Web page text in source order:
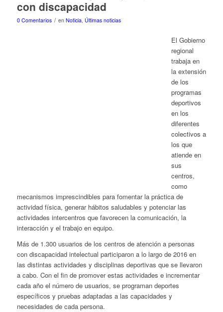
con discapacidad
0 Comentarios / en Noticia, Últimas noticias
El Gobierno
regional
trabaja en
la extensión
de los
programas
deportivos
en los
diferentes
colectivos a
los que
atiende en
sus
centros,
como
mecanismos imprescindibles para fomentar la práctica de
actividad física, generar hábitos saludables y potenciar las
actividades intercentros que favorecen la comunicación, la
interacción y el trabajo en equipo.
Más de 1.300 usuarios de los centros de atención a personas
con discapacidad intelectual participaron a lo largo de 2016 en
las distintas actividades y disciplinas deportivas que se llevaron
a cabo. Con el fin de promover estas actividades e incrementar
cada año el número de usuarios, se programan deportes
específicos y pruebas adaptadas a las capacidades y
necesidades de cada persona.